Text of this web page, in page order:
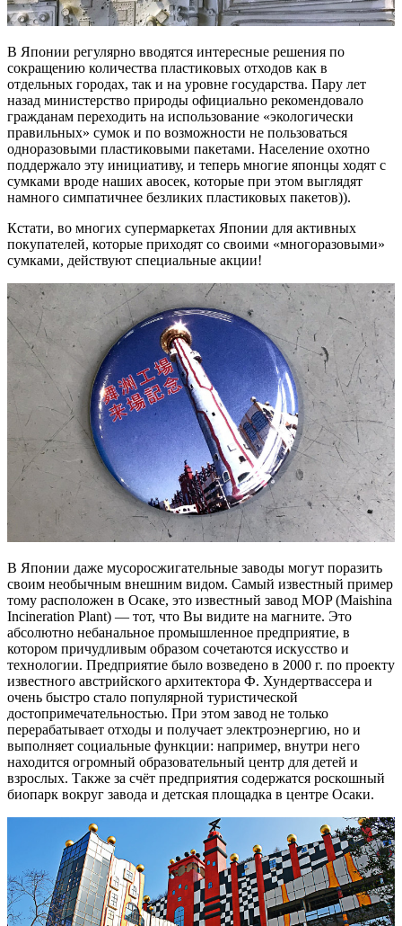
В Японии регулярно вводятся интересные решения по
сокращению количества пластиковых отходов как в
отдельных городах, так и на уровне государства. Пару лет
назад министерство природы официально рекомендовало
гражданам переходить на использование «экологически
правильных» сумок и по возможности не пользоваться
одноразовыми пластиковыми пакетами. Население охотно
поддержало эту инициативу, и теперь многие японцы ходят с
сумками вроде наших авосек, которые при этом выглядят
намного симпатичнее безликих пластиковых пакетов)).
Кстати, во многих супермаркетах Японии для активных
покупателей, которые приходят со своими «многоразовыми»
сумками, действуют специальные акции!
В Японии даже мусоросжигательные заводы могут поразить
своим необычным внешним видом. Самый известный пример
тому расположен в Осаке, это известный завод MOP (Maishina
Incineration Plant) — тот, что Вы видите на магните. Это
абсолютно небанальное промышленное предприятие, в
котором причудливым образом сочетаются искусство и
технологии. Предприятие было возведено в 2000 г. по проекту
известного австрийского архитектора Ф. Хундертвассера и
очень быстро стало популярной туристической
достопримечательностью. При этом завод не только
перерабатывает отходы и получает электроэнергию, но и
выполняет социальные функции: например, внутри него
находится огромный образовательный центр для детей и
взрослых. Также за счёт предприятия содержатся роскошный
биопарк вокруг завода и детская площадка в центре Осаки.